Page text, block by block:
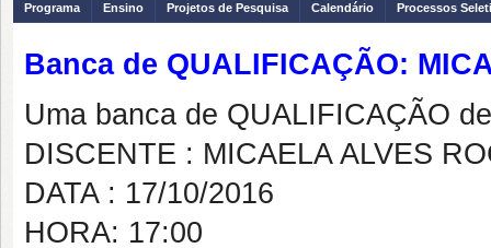
Programa Ensino Projetos de Pesquisa Calendário Processos
Banca de QUALIFICAÇÃO:
Uma banca de QUALIFICAÇÃO
DISCENTE : MICAELA ALVES
DATA : 17/10/2016
HORA: 17:00